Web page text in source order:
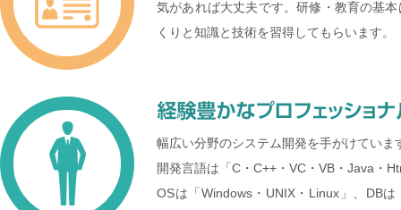
気があれば大丈夫です。研修・教育の基
くりと知識と技術を習得してもらいます。
幅広い分野のシステム開発を手がけていま
開発言語は「C・C++・VC・VB・Java・
OSは「Windows・UNIX・Linux」、DB